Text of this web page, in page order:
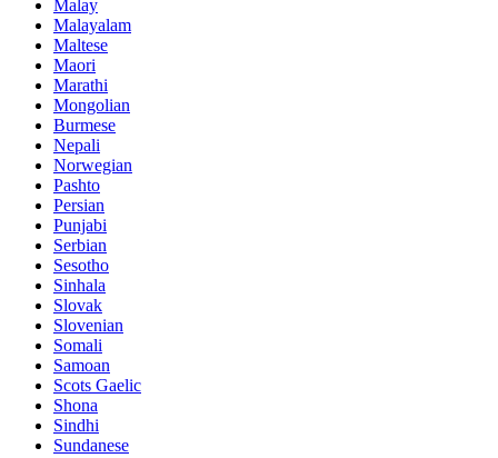
Malay
Malayalam
Maltese
Maori
Marathi
Mongolian
Burmese
Nepali
Norwegian
Pashto
Persian
Punjabi
Serbian
Sesotho
Sinhala
Slovak
Slovenian
Somali
Samoan
Scots Gaelic
Shona
Sindhi
Sundanese